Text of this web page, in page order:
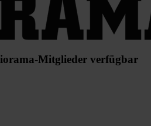
Mitglieder verfügbar